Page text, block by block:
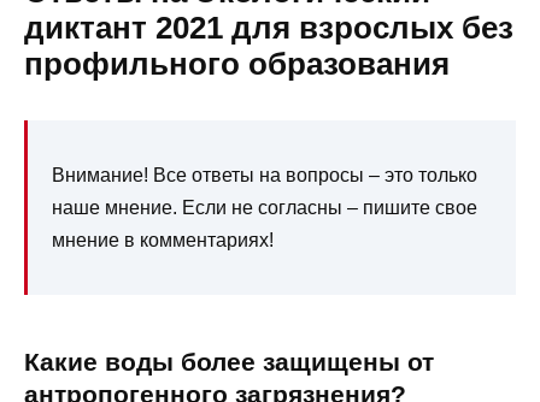
диктант 2021 для взрослых без
профильного образования
Внимание! Все ответы на вопросы – это только
наше мнение. Если не согласны – пишите свое
мнение в комментариях!
Какие воды более защищены от
антропогенного загрязнения?